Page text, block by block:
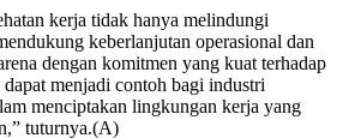
kerja tidak hanya melindungi
keberlanjutan operasional dan
dengan komitmen yang kuat terhadap
menjadi contoh bagi industri
menciptakan lingkungan kerja yang
tuturnya.(A)